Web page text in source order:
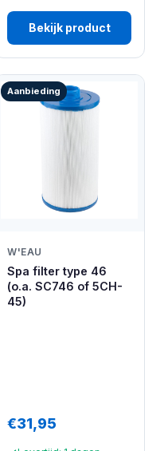
Bekijk product
Aanbieding
W'EAU
Spa filter type 46
(o.a. SC746 of 5CH-
45)
€31,95